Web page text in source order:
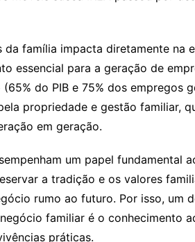
família impacta diretamente na
essencial para a geração de
do PIB e 75% dos empregos
propriedade e gestão familiar,
em geração.
um papel fundamental
a tradição e os valores
rumo ao futuro. Por isso, um
familiar é o conhecimento
práticas.